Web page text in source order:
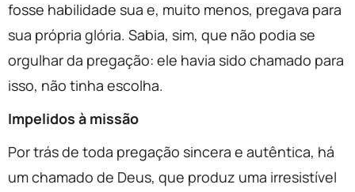
fosse habilidade sua e, muito menos, pregava para
sua própria glória. Sabia, sim, que não podia se
orgulhar da pregação: ele havia sido chamado para
isso, não tinha escolha.
Impelidos à missão
Por trás de toda pregação sincera e autêntica, há
um chamado de Deus, que produz uma irresistível